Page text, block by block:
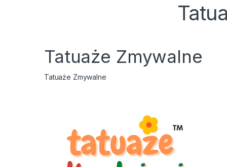
Tatuaże Zmywalne
Tatuaże Zmywalne